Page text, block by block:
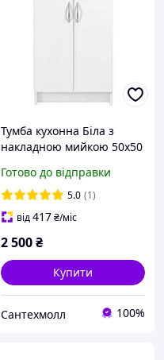
Тумба кухонна Біла з
накладною мийкою 50х50
Готово до відправки
5.0 (1)
від417₴/міс
2 500₴
Купити
Сантехмолл 100%